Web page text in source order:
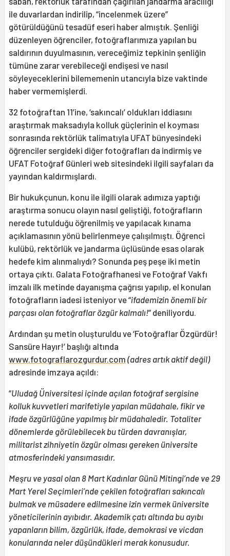
ile duvarlardan indirilip, “incelenmek üzere”
götürüldüğünü tesadüf eseri haber almıştık. Şenliği
düzenleyen öğrenciler, fotoğraflarımıza yapılan bu
saldırının duyulmasının, vereceğimiz tepkinin şenliğin
tümüne zarar verebileceği endişesi ve nasıl
söyleyeceklerini bilememenin utancıyla bize vaktinde
haber vermemişlerdi.
32 fotoğraftan 11’ine, ‘sakıncalı’ oldukları iddiasını
araştırmak maksadıyla kolluk güçlerinin el koyması
sonrasında rektörlük talimatıyla UFAT bünyesindeki
öğrenciler sergideki diğer fotoğrafları da indirmiş ve
UFAT Fotoğraf Günleri web sitesindeki ilgili sayfaları da
yayından kaldırmışlardı.
Bir hukukçunun, konu ile ilgili olarak adımıza yaptığı
araştırma sonucu olayın nasıl geliştiği, fotoğrafların
nerede tutulduğu öğrenilmiş ve yapılacak kınama
açıklamasının yönü belirlenmeye çalışılmıştı. Öğrenci
kulübü, rektörlük ve jandarma üçlüsünde esas olarak
hedefe kim alınmalıydı? Sonunda peş peşe iki metin
ortaya çıktı. Galata Fotoğrafhanesi ve Fotoğraf Vakfı
imzalı ilk metinde dayanışma çağrısı yapılıp, el konulan
fotoğrafların iadesi isteniyor ve “ifademizin önemli bir
parçası olan fotoğraflar özgür kalmalı!” deniliyordu.
Ardından şu metin oluşturuldu ve ‘Fotoğraflar Özgürdür!
Sansüre Hayır!’ başlığı altında
www.fotograflarozgurdur.com (adres artık aktif değil)
adresinde imzaya açıldı:
“Uludağ Üniversitesi içinde açılan fotoğraf sergisine
kolluk kuvvetleri marifetiyle yapılan müdahale, fikir ve
ifade özgürlüğüne yapılmış bir müdahaledir. Totaliter
dönemlerde görülebilecek bu türden davranışlar,
militarist zihniyetin özgür olması gereken üniversite
atmosferindeki yansımasıdır.
Meşru ve yasal olan 8 Mart Kadınlar Günü Mitingi’nde ve 29
Mart Yerel Seçimleri’nde çekilen fotoğrafları sakıncalı
bulmak ve müsadere edilmesine izin vermek üniversite
yöneticilerinin ayıbıdır. Akademik çatı altında bu ayıbı
yapanların bilim, özgürlük, ifade, demokrasi ve vicdan
konularında neler düşündükleri merak konusudur.